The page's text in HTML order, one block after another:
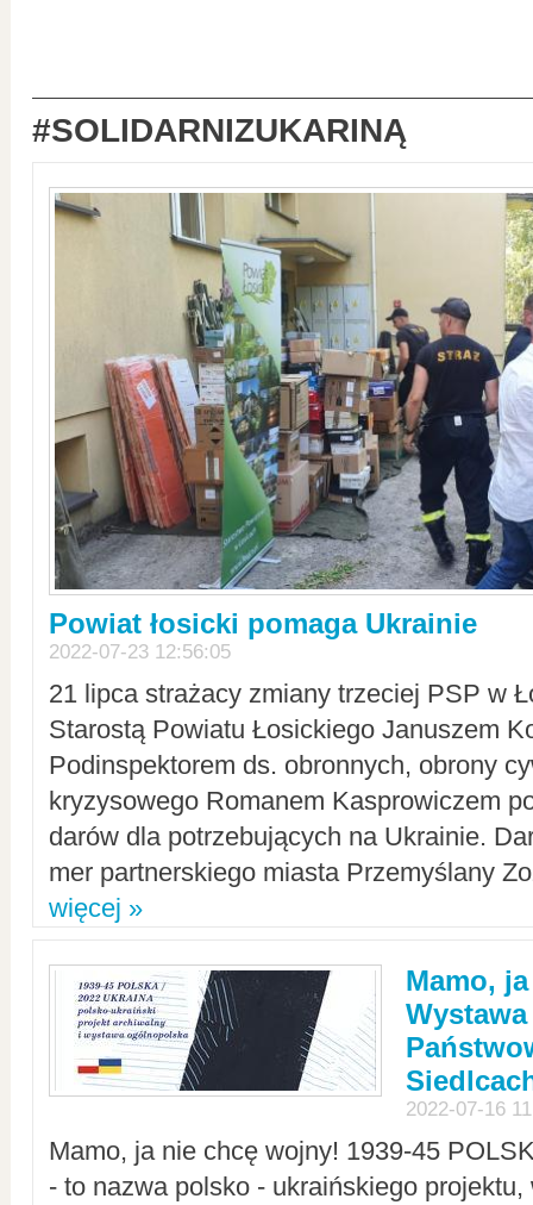
#SOLIDARNIZUKARINĄ
Powiat łosicki pomaga Ukrainie
2022-07-23 12:56:05
21 lipca strażacy zmiany trzeciej PSP w
Starostą Powiatu Łosickiego Januszem
Podinspektorem ds. obronnych, obrony
kryzysowego Romanem Kasprowiczem
darów dla potrzebujących na Ukrainie.
mer partnerskiego miasta Przemyślany
więcej »
Mamo,
2022-07-16
Mamo, ja nie chcę wojny! 1939-45
- to nazwa polsko - ukraińskiego